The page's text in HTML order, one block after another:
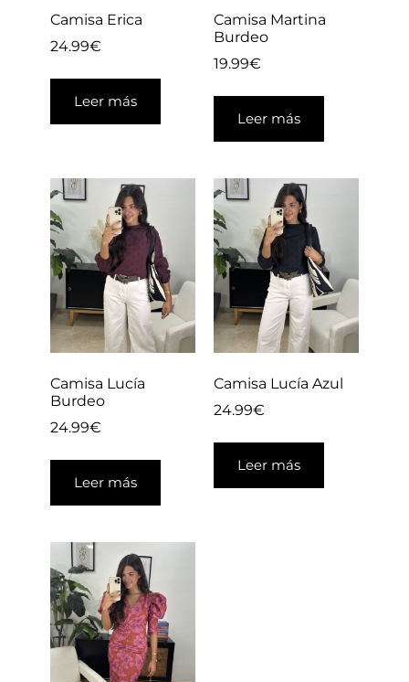
Camisa Erica
24.99€
Leer más
Camisa Martina
Burdeo
19.99€
Leer más
Camisa Lucía
Burdeo
24.99€
Leer más
Camisa Lucía Azul
24.99€
Leer más